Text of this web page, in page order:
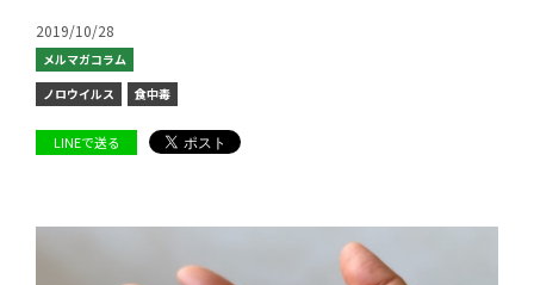
2019/10/28
メルマガコラム
ノロウイルス
食中毒
LINEで送る